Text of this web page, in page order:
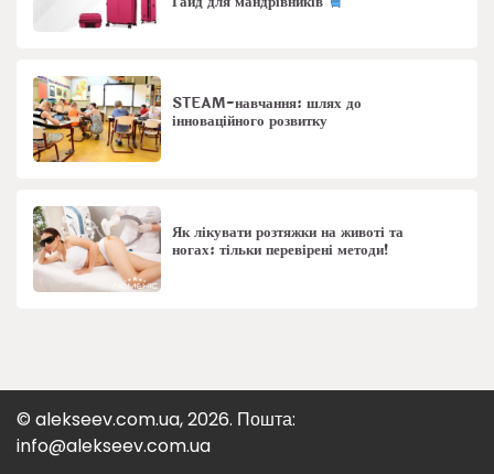
STEAM-навчання: шлях до
інноваційного розвитку
Як лікувати розтяжки на животі та
ногах: тільки перевірені методи!
© alekseev.com.ua, 2026. Пошта:
info@alekseev.com.ua